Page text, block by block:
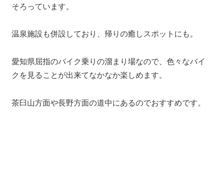
そろっています。
温泉施設も併設しており、帰りの癒しスポットにも。
愛知県屈指のバイク乗りの溜まり場なので、色々なバイ
クを見ることが出来てなかなか楽しめます。
茶臼山方面や長野方面の道中にあるのでおすすめです。